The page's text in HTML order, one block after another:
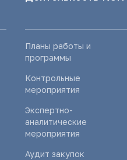
Планы работы и
программы
Контрольные
мероприятия
Экспертно-
аналитические
мероприятия
Аудит закупок